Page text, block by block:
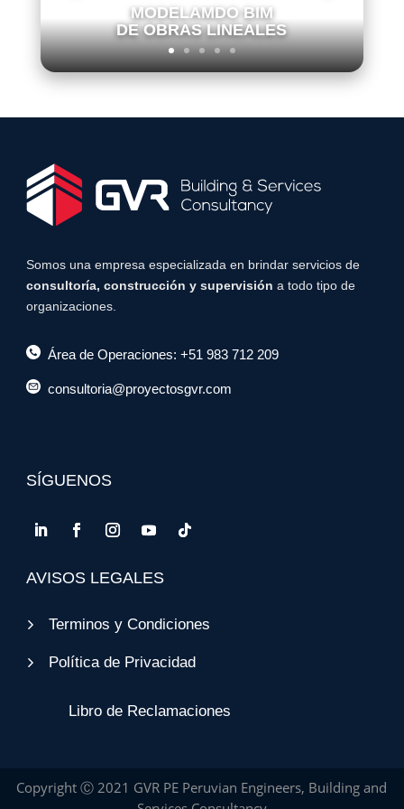
MODELAMDO BIM
DE OBRAS LINEALES
Somos una empresa especializada en brindar servicios de
consultoría, construcción y supervisión a todo tipo de
organizaciones.
Área de Operaciones: +51 983 712 209
consultoria@proyectosgvr.com
SÍGUENOS
AVISOS LEGALES
Terminos y Condiciones
Política de Privacidad
Libro de Reclamaciones
Copyright Ⓒ 2021 GVR PE Peruvian Engineers, Building and